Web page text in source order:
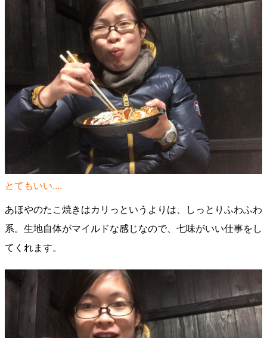
とてもいい....
あほやのたこ焼きはカリっというよりは、しっとりふわふわ
系。生地自体がマイルドな感じなので、七味がいい仕事をし
てくれます。